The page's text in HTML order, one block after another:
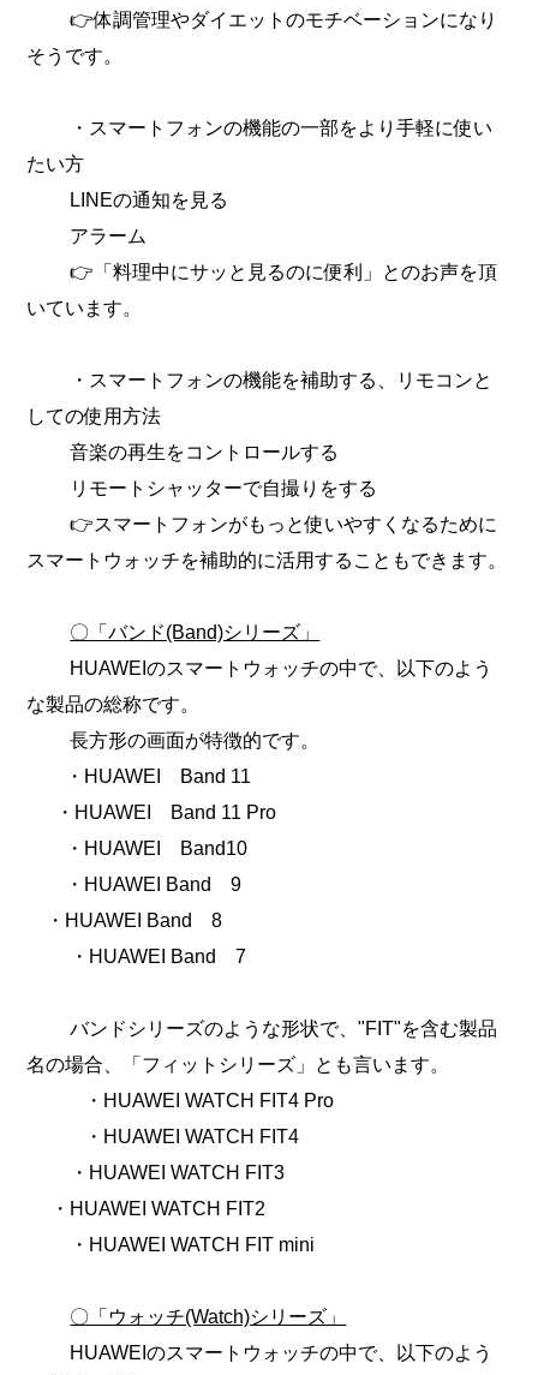
👉体調管理やダイエットのモチベーションになり
そうです。
・スマートフォンの機能の一部をより手軽に使い
たい方
LINEの通知を見る
アラーム
👉「料理中にサッと見るのに便利」とのお声を頂
いています。
・スマートフォンの機能を補助する、リモコンと
しての使用方法
音楽の再生をコントロールする
リモートシャッターで自撮りをする
👉スマートフォンがもっと使いやすくなるために
スマートウォッチを補助的に活用することもできます。
〇「バンド(Band)シリーズ」
HUAWEIのスマートウォッチの中で、以下のよう
な製品の総称です。
長方形の画面が特徴的です。
・ HUAWEI Band 11
・ HUAWEI Band 11 Pro
・ HUAWEI Band10
・HUAWEI Band 9
・HUAWEI Band 8
・HUAWEI Band 7
バンドシリーズのような形状で、"FIT"を含む製品
名の場合、「フィットシリーズ」とも言います。
・ HUAWEI WATCH FIT4 Pro
・ HUAWEI WATCH FIT4
・ HUAWEI WATCH FIT3
・HUAWEI WATCH FIT2
・HUAWEI WATCH FIT mini
〇「ウォッチ(Watch)シリーズ」
HUAWEIのスマートウォッチの中で、以下のよう